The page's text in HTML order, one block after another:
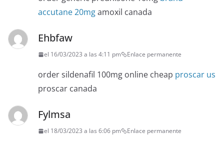
accutane 20mgamoxil canada
Ehbfaw
el 16/03/2023 a las 4:11 pm Enlace permanente
order sildenafil 100mg online cheap proscar us
proscar canada
Fylmsa
el 18/03/2023 a las 6:06 pm Enlace permanente